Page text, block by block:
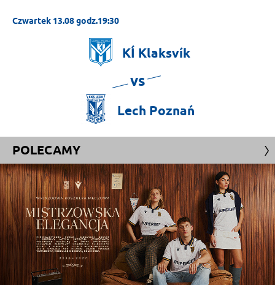
Czwartek 13.08 godz.19:30
KÍ Klaksvík
vs
Lech Poznań
POLECAMY